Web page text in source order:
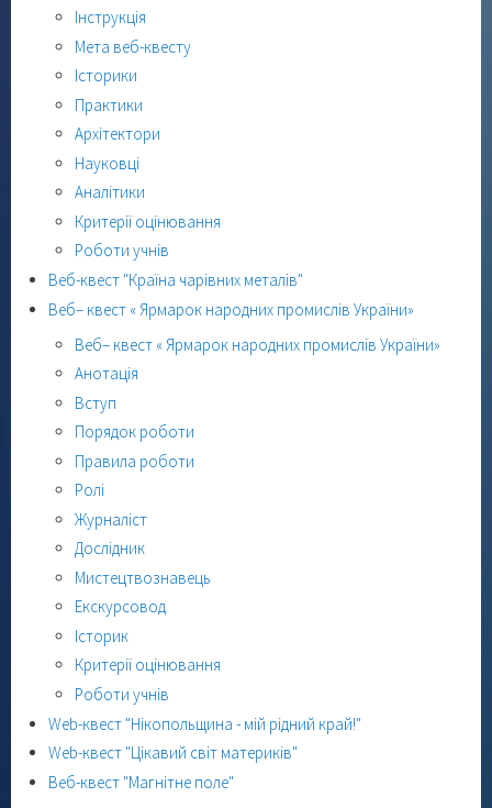
Інструкція
Мета веб-квесту
Історики
Практики
Архітектори
Науковці
Аналітики
Критерії оцінювання
Роботи учнів
Веб-квест "Країна чарівних металів"
Веб– квест « Ярмарок народних промислів України»
Веб– квест « Ярмарок народних промислів України»
Анотація
Вступ
Порядок роботи
Правила роботи
Ролі
Журналіст
Дослідник
Мистецтвознавець
Екскурсовод
Історик
Критерії оцінювання
Роботи учнів
Web-квест "Нікопольщина - мій рідний край!"
Web-квест "Цікавий світ материків"
Веб-квест "Магнітне поле"